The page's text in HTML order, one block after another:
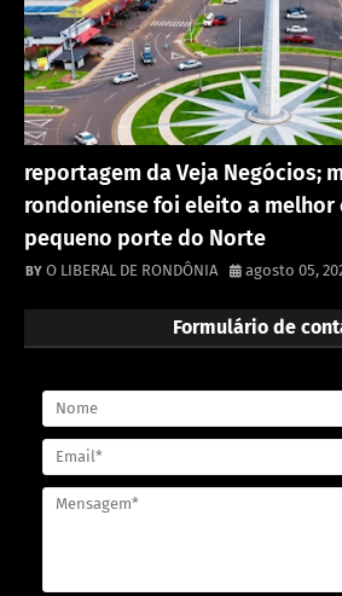
reportagem da Veja Negócios;
rondoniense foi eleito a melhor
pequeno porte do Norte
O LIBERAL DE RONDÔNIA agosto 05,
Formulário de